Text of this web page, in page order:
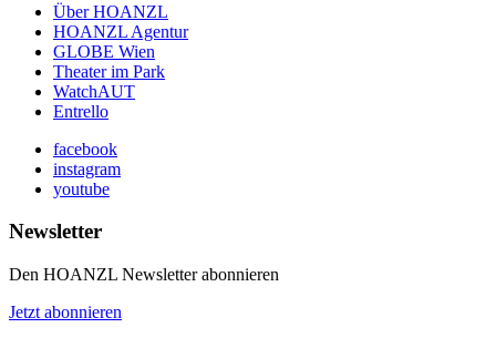
Über HOANZL
HOANZL Agentur
GLOBE Wien
Theater im Park
WatchAUT
Entrello
facebook
instagram
youtube
Newsletter
Den HOANZL Newsletter abonnieren
Jetzt abonnieren